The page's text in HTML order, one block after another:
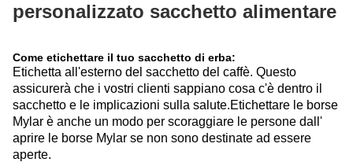
personalizzato sacchetto alimentare
Come etichettare il tuo sacchetto di erba:
Etichetta all'esterno del sacchetto del caffè. Questo
assicurerà che i vostri clienti sappiano cosa c'è dentro il
sacchetto e le implicazioni sulla salute.Etichettare le borse
Mylar è anche un modo per scoraggiare le persone dall'
aprire le borse Mylar se non sono destinate ad essere
aperte.